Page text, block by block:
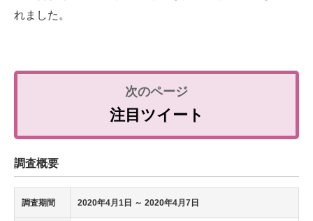
れました。
注目ツイート
調査概要
調査期間 2020年4月1日 ～ 2020年4月7日